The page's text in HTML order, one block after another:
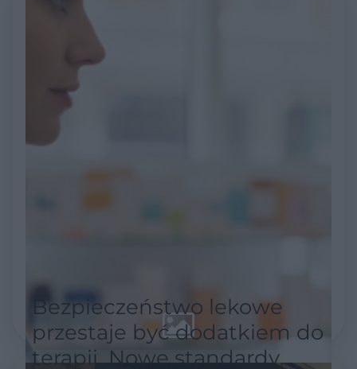
Bezpieczeństwo lekowe
przestaje być dodatkiem do
terapii. Nowe standardy